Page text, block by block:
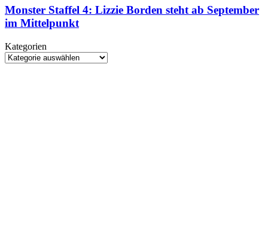
4:
Lizzie
Borden
ab
September
Monster Staffel 4: Lizzie Borden steht ab September
im Mittelpunkt
Kategorien
Kategorien